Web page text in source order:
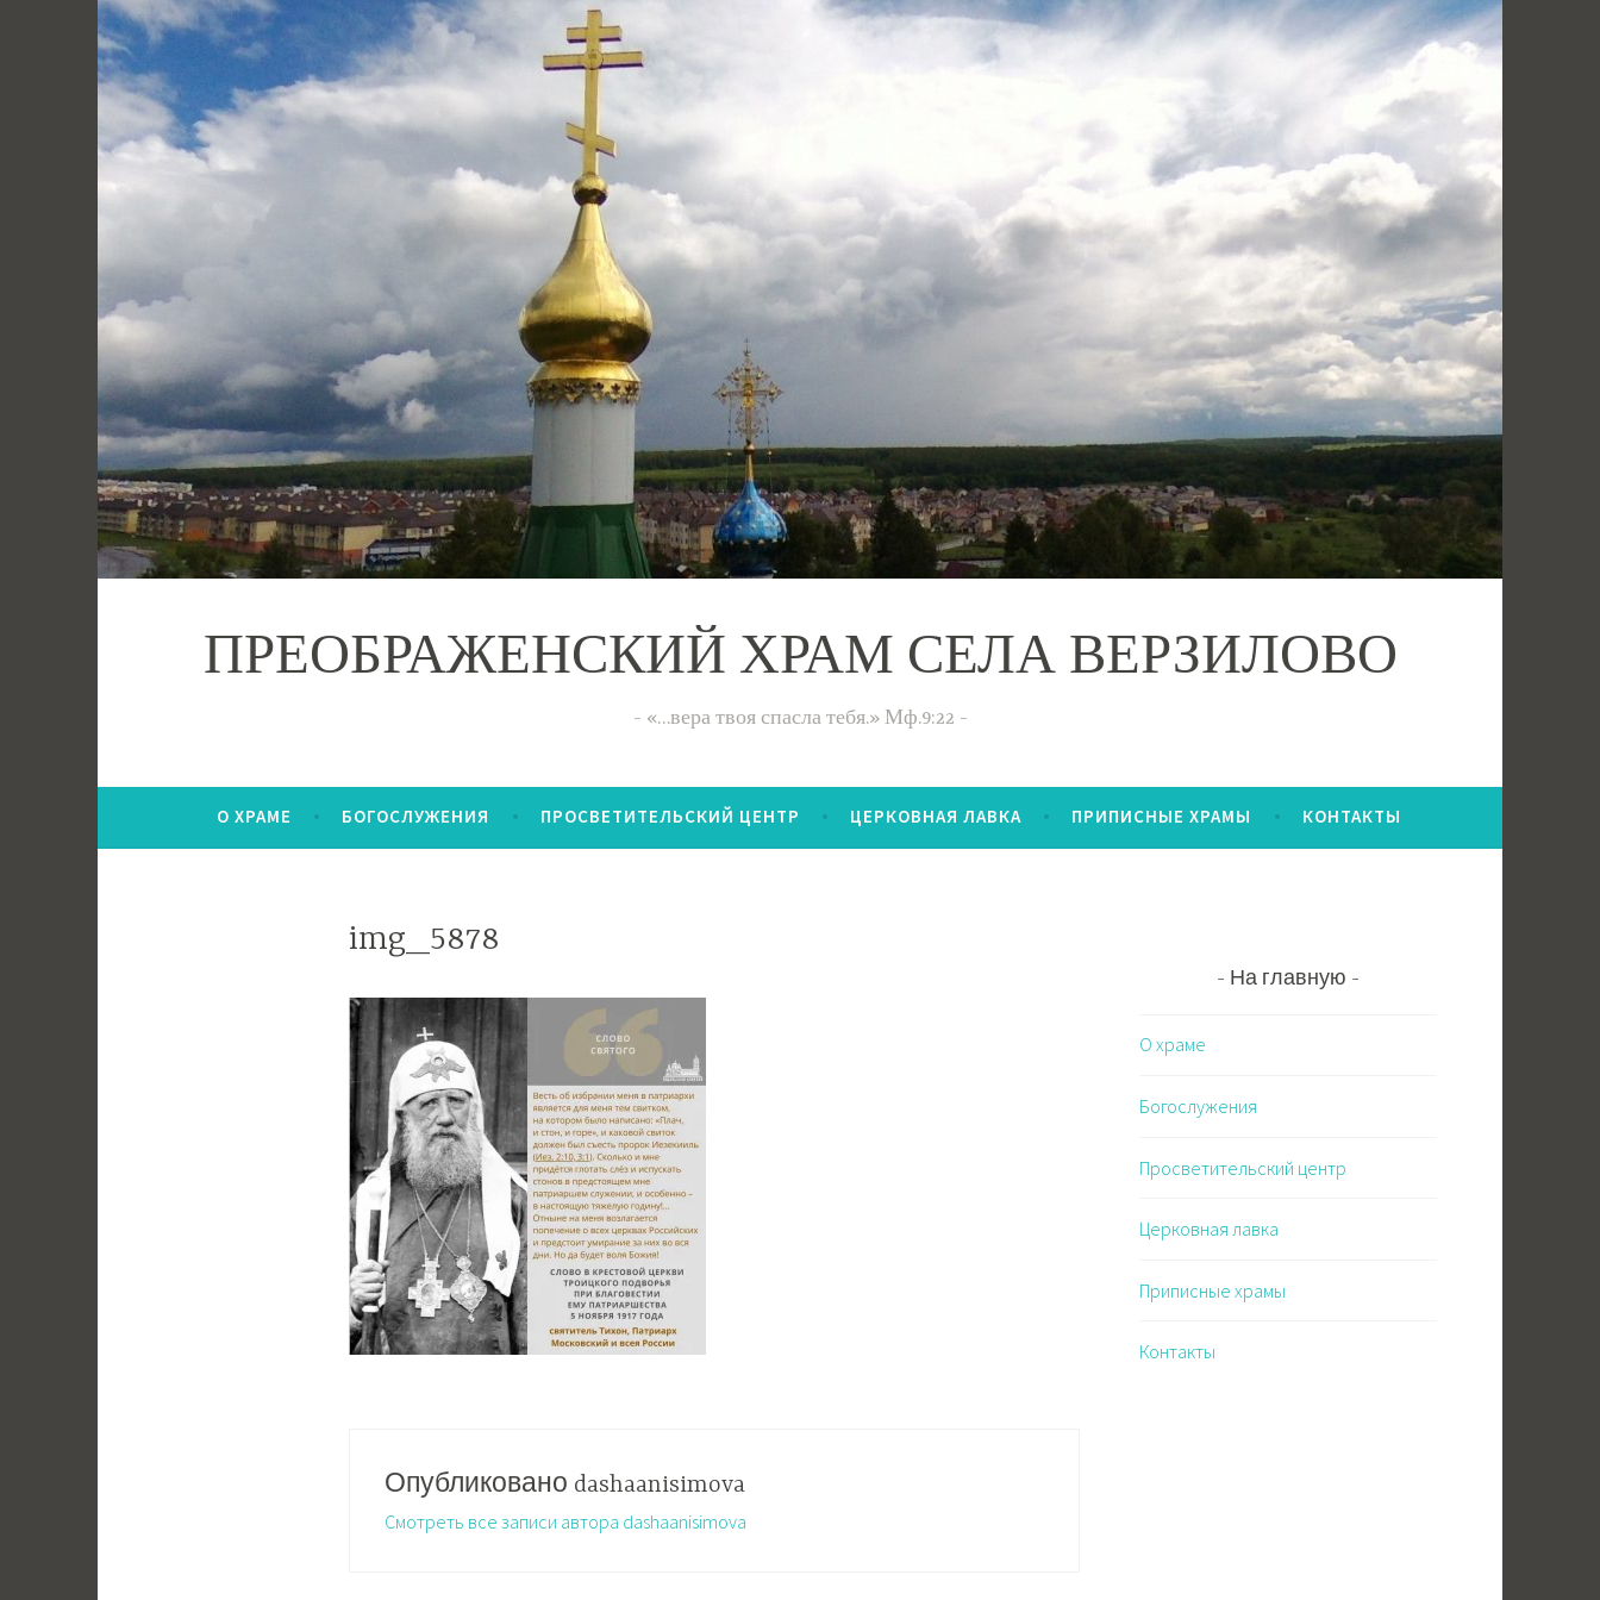
Перейти
к
содержимому
ПРЕОБРАЖЕНСКИЙ ХРАМ СЕЛА ВЕРЗИЛОВО
«…вера твоя спасла тебя.» Мф.9:22
О ХРАМЕ БОГОСЛУЖЕНИЯ ПРОСВЕТИТЕЛЬСКИЙ ЦЕНТР ЦЕРКОВНАЯ ЛАВКА ПРИПИСНЫЕ ХРАМЫ КОНТАКТЫ
img_5878
Опубликовано dashaanisimova
Смотреть все записи автора dashaanisimova
На главную
О храме
Богослужения
Просветительский центр
Церковная лавка
Приписные храмы
Контакты